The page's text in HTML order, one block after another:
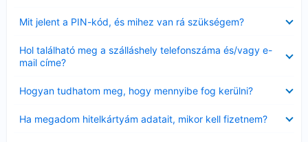
Mit jelent a PIN-kód, és mihez van rá szükségem?
Hol található meg a szálláshely telefonszáma és/vagy e-
mail címe?
Hogyan tudhatom meg, hogy mennyibe fog kerülni?
Ha megadom hitelkártyám adatait, mikor kell fizetnem?